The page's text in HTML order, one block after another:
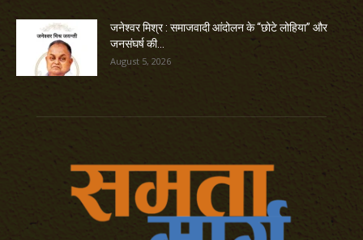
जनेश्वर मिश्र : समाजवादी आंदोलन के “छोटे लोहिया” और
जनसंघर्ष की...
August 5, 2026